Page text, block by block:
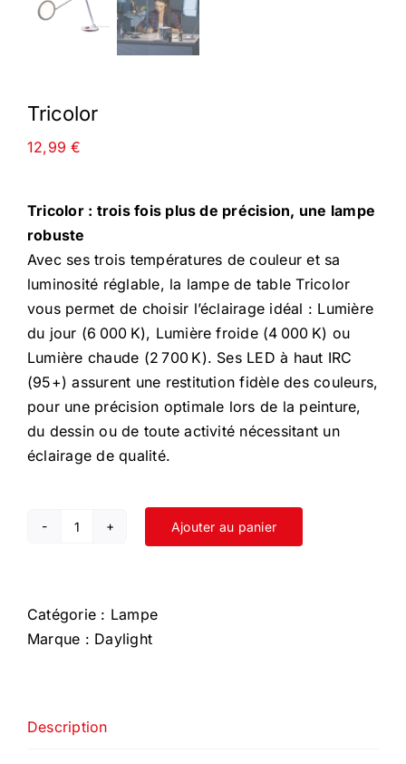
Tricolor
12,99€
Tricolor : trois fois plus de précision, une lampe
robuste
Avec ses trois températures de couleur et sa
luminosité réglable, la lampe de table Tricolor
vous permet de choisir l’éclairage idéal : Lumière
du jour (6 000 K), Lumière froide (4 000 K) ou
Lumière chaude (2 700 K). Ses LED à haut IRC
(95+) assurent une restitution fidèle des couleurs,
pour une précision optimale lors de la peinture,
du dessin ou de toute activité nécessitant un
éclairage de qualité.
quantité
Ajouter au panier
Catégorie : Lampe
Marque : Daylight
Description